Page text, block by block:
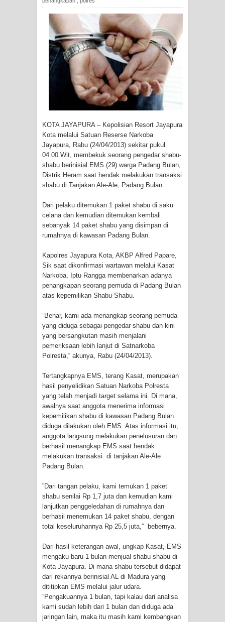
Tiga Personel Polresta Jayapura Kota
Jalani Sidang BP4R di Jayapura
Kapolresta Jayapura Kota
Mengapresiasi Antusiasme Warga
Saat Nonton Bareng Final Piala Dunia
2026 di Lapangan Karang PTC Entrop
Kebakaran Hanguskan Satu Rumah
di Kompleks Asrama Polisi Sorong
Profil Lengkap Papua Barat, Bumi
Profil Lengkap Provinsi Papua, Bumi
Cenderawasih di Ujung Timur
Indonesia
Profil Lengkap Aceh, Provinsi
Lima Rumah Pribadi Terbakar Di
Hamadi Jayapura Selatan
Imbau Waspada Susulan
Mama-Mama Pasar Lama Sentani
Protes Tumpukan Sampah dengan
Menghambur ke Tengah Jalan
Polres Jayapura Terima Laporan
Hilangnya Agustina Ester Bonsapia
Marthen Medlama Sebut Pemprov
Mace
BRI Region 18 Jayapura Salurkan
Bantuan CSR untuk RS Bhayangkara
Polda Papua pada Peringatan Hari
KOTA JAYAPURA – Kepolisian Resort Jayapura
Kota melalui Satuan Reserse Narkoba
Jayapura, Rabu (24/04/2013) sekitar pukul
04.00 Wit, membekuk seorang pengedar shabu-
shabu berinisial EMS (29) warga Padang Bulan,
Distrik Heram saat hendak melakukan transaksi
shabu di Tanjakan Ale-Ale, Padang Bulan.
Dari pelaku ditemukan 1 paket shabu di saku
celana dan kemudian ditemukan kembali
sebanyak 14 paket shabu yang disimpan di
rumahnya di kawasan Padang Bulan.
Kapolres Jayapura Kota, AKBP Alfred Papare,
Sik saat dikonfirmasi wartawan melalui Kasat
Narkoba, Iptu Rangga membenarkan adanya
penangkapan seorang pemuda di Padang Bulan
atas kepemilikan Shabu-Shabu.
”Benar, kami ada menangkap seorang pemuda
yang diduga sebagai pengedar shabu dan kini
yang bersangkutan masih menjalani
pemeriksaan lebih lanjut di Satnarkoba
Polresta,“ akunya, Rabu (24/04/2013).
Tertangkapnya EMS, terang Kasat, merupakan
hasil penyelidikan Satuan Narkoba Polresta
yang telah menjadi target selama ini. Di mana,
awalnya saat anggota menerima informasi
kepemilikan shabu di kawasan Padang Bulan
diduga dilakukan oleh EMS. Atas informasi itu,
anggota langsung melakukan penelusuran dan
berhasil menangkap EMS saat hendak
melakukan transaksi di tanjakan Ale-Ale
Padang Bulan.
”Dari tangan pelaku, kami temukan 1 paket
shabu senilai Rp 1,7 juta dan kemudian kami
lanjutkan penggeledahan di rumahnya dan
berhasil menemukan 14 paket shabu, dengan
total keseluruhannya Rp 25,5 juta,” bebernya.
Dari hasil keterangan awal, ungkap Kasat, EMS
mengaku baru 1 bulan menjual shabu-shabu di
Kota Jayapura. Di mana shabu tersebut didapat
dari rekannya berinisial AL di Madura yang
dititipkan EMS melalui jalur udara.
”Pengakuannya 1 bulan, tapi kalau dari analisa
kami sudah lebih dari 1 bulan dan diduga ada
jaringan lain, maka itu masih kami kembangkan